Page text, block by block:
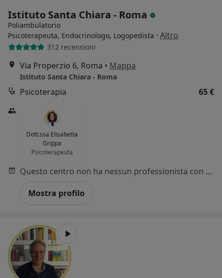
Istituto Santa Chiara - Roma
Poliambulatorio
Psicoterapeuta, Endocrinologo, Logopedista · Altro
312 recensioni
Via Properzio 6, Roma • Mappa
Istituto Santa Chiara - Roma
Psicoterapia 65 €
Dott.ssa Elisabetta
Grippa
Psicoterapeuta
Questo centro non ha nessun professionista con date disponibili
Mostra profilo